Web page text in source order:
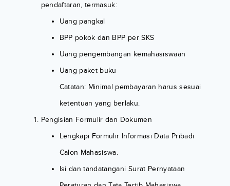
pendaftaran, termasuk:
Uang pangkal
BPP pokok dan BPP per SKS
Uang pengembangan kemahasiswaan
Uang paket buku
Catatan: Minimal pembayaran harus sesuai
ketentuan yang berlaku.
Pengisian Formulir dan Dokumen
Lengkapi Formulir Informasi Data Pribadi
Calon Mahasiswa.
Isi dan tandatangani Surat Pernyataan